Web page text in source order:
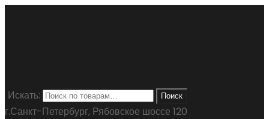
Искать: Поиск
г.Санкт-Петербург, Рябовское шоссе 120